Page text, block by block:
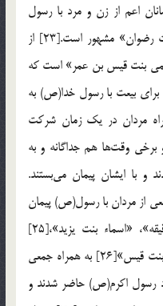
اعم از زن و مرد با رسول
خدا(ص) بیعت کردند. این پیمان به «بیعت رضوان» مشهور است.[23] از
بنت قیس بن عمر» است که
است.[24] زنانی که برای بیعت با رسول خدا(ص) به
مردان در یک زمان شرکت
وقت‌ها هم جداگانه و به
با ایشان پیمان می‌بستند.
از مردان با رسول(ص) پیمان
بستند، ولی «ام عطیه»، «امیمه بنت رقیقه»، «اسماء بنت یزید»،[25]
«عمیره بنت المسعود الانصاریه»، «سلمی بنت قیس»[26] به همراه جمعی
رسول اکرم(ص) حاضر شدند و